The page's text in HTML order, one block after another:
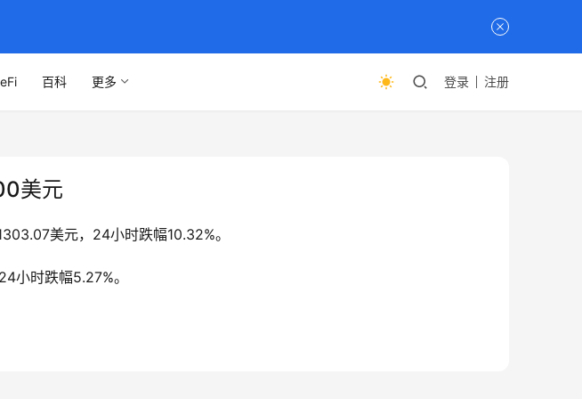
百科 更多 登录 注册
美元
美元，24小时跌幅10.32%。
小时跌幅5.27%。